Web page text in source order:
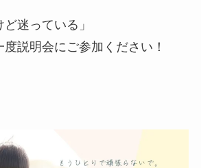
ど迷っている」
説明会にご参加ください！